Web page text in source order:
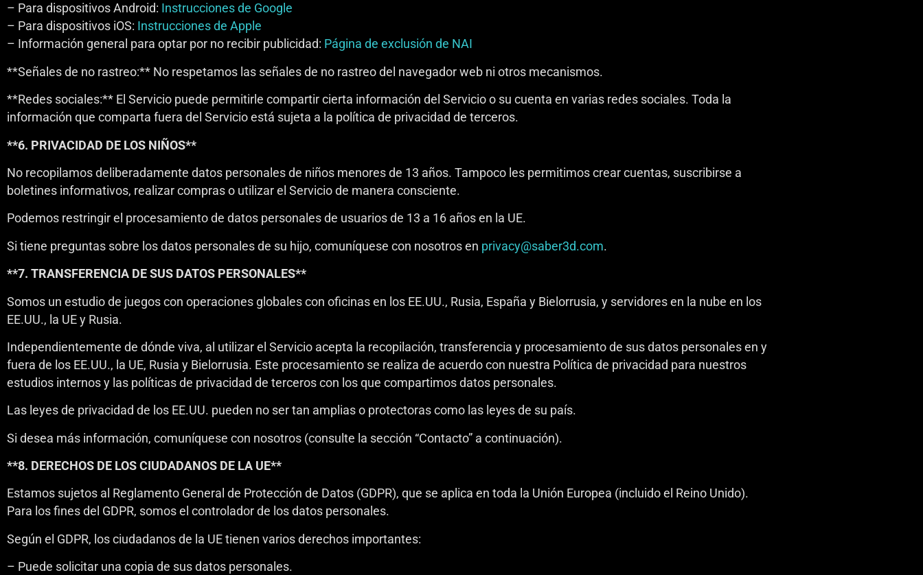
– Para dispositivos Android: Instrucciones de Google
– Para dispositivos iOS: Instrucciones de Apple
– Información general para optar por no recibir publicidad: Página de exclusión de NAI
**Señales de no rastreo:** No respetamos las señales de no rastreo del navegador web ni otros mecanismos.
**Redes sociales:** El Servicio puede permitirle compartir cierta información del Servicio o su cuenta en varias redes sociales. Toda la
información que comparta fuera del Servicio está sujeta a la política de privacidad de terceros.
**6. PRIVACIDAD DE LOS NIÑOS**
No recopilamos deliberadamente datos personales de niños menores de 13 años. Tampoco les permitimos crear cuentas, suscribirse a
boletines informativos, realizar compras o utilizar el Servicio de manera consciente.
Podemos restringir el procesamiento de datos personales de usuarios de 13 a 16 años en la UE.
Si tiene preguntas sobre los datos personales de su hijo, comuníquese con nosotros en privacy@saber3d.com.
**7. TRANSFERENCIA DE SUS DATOS PERSONALES**
Somos un estudio de juegos con operaciones globales con oficinas en los EE.UU., Rusia, España y Bielorrusia, y servidores en la nube en los
EE.UU., la UE y Rusia.
Independientemente de dónde viva, al utilizar el Servicio acepta la recopilación, transferencia y procesamiento de sus datos personales en y
fuera de los EE.UU., la UE, Rusia y Bielorrusia. Este procesamiento se realiza de acuerdo con nuestra Política de privacidad para nuestros
estudios internos y las políticas de privacidad de terceros con los que compartimos datos personales.
Las leyes de privacidad de los EE.UU. pueden no ser tan amplias o protectoras como las leyes de su país.
Si desea más información, comuníquese con nosotros (consulte la sección “Contacto” a continuación).
**8. DERECHOS DE LOS CIUDADANOS DE LA UE**
Estamos sujetos al Reglamento General de Protección de Datos (GDPR), que se aplica en toda la Unión Europea (incluido el Reino Unido).
Para los fines del GDPR, somos el controlador de los datos personales.
Según el GDPR, los ciudadanos de la UE tienen varios derechos importantes:
– Puede solicitar una copia de sus datos personales.